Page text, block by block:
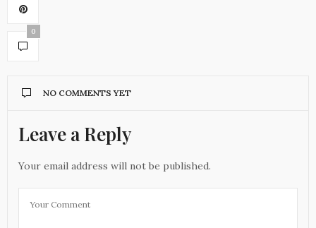
0
NO COMMENTS YET
Leave a Reply
Your email address will not be published.